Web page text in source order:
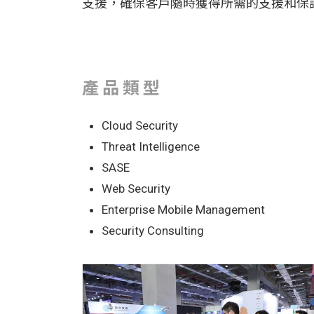
支援，確保客戶隨時獲得所需的支援和保
產品類型
Cloud Security
Threat Intelligence
SASE
Web Security
Enterprise Mobile Management
Security Consulting